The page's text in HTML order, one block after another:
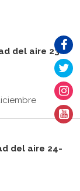
del aire 23-
del aire 24-